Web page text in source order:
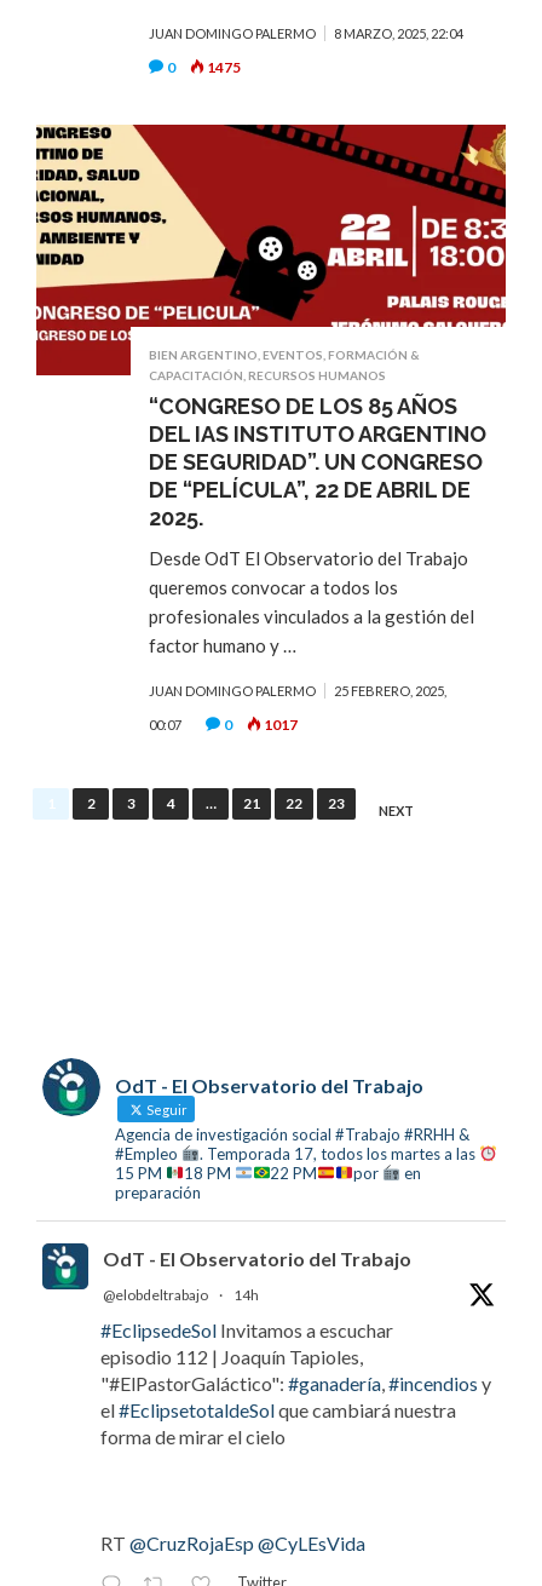
JUAN DOMINGO PALERMO 8 MARZO, 2025, 22:04
0 1475
BIEN ARGENTINO EVENTOS FORMACIÓN &
CAPACITACIÓN RECURSOS HUMANOS
“CONGRESO DE LOS 85 AÑOS
DEL IAS INSTITUTO ARGENTINO
DE SEGURIDAD”. UN CONGRESO
DE “PELÍCULA”, 22 DE ABRIL DE
2025.
Desde OdT El Observatorio del Trabajo
queremos convocar a todos los
profesionales vinculados a la gestión del
factor humano y …
JUAN DOMINGO PALERMO 25 FEBRERO, 2025,
00:07 0 1017
1 2 3 4 … 21 22 23 NEXT
OdT - El Observatorio del Trabajo
Seguir
Agencia de investigación social #Trabajo #RRHH &
#Empleo
. Temporada 17, todos los martes a las
15 PM
18 PM 22 PM por
en
preparación
OdT - El Observatorio del Trabajo
@elobdeltrabajo · 14h
#EclipsedeSol Invitamos a escuchar
episodio 112 | Joaquín Tapioles,
"#ElPastorGaláctico": #ganadería,#incendios y
el#EclipsetotaldeSolque cambiará nuestra
forma de mirar el cielo
RT @CruzRojaEsp @CyLEsVida
Twitter